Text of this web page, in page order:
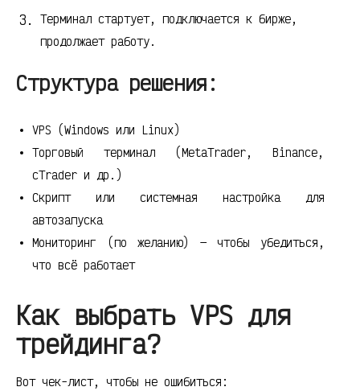
Терминал стартует, подключается к бирже,
продолжает работу.
Структура решения:
VPS (Windows или Linux)
Торговый терминал (MetaTrader, Binance,
cTrader и др.)
Скрипт или системная настройка для
автозапуска
Мониторинг (по желанию) — чтобы убедиться,
что всё работает
Как выбрать VPS для
трейдинга?
Вот чек-лист, чтобы не ошибиться: